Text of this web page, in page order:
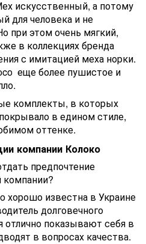
искусственный, а потому
для человека и не
при этом очень мягкий,
в коллекциях бренда
с имитацией меха норки.
еще более пушистое и
комплекты, в которых
в едином стиле,
оттенке.
компании Колоко
предпочтение
компании?
хорошо известна в Украине
долговечного
отлично показывают себя в
в вопросах качества.